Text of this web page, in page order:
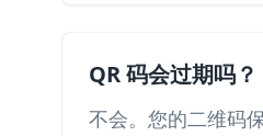
QR 码会过期吗？
不会。您的二维码